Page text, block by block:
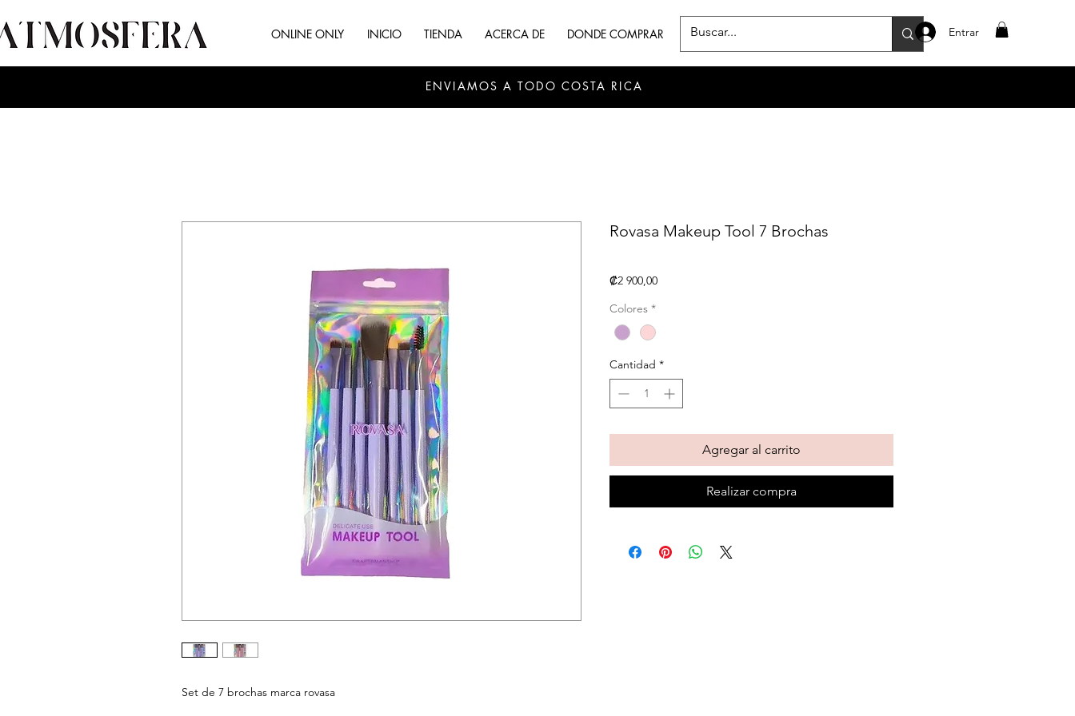
Entrar
ONLINE ONLY INICIO TIENDA ACERCA DE DONDE COMPRAR
ENVIAMOS A TODO COSTA RICA
Set de 7 brochas marca rovasa
Rovasa Makeup Tool 7 Brochas
₡2 900,00Precio
Colores *
Cantidad *
Agregar al carrito
Realizar compra